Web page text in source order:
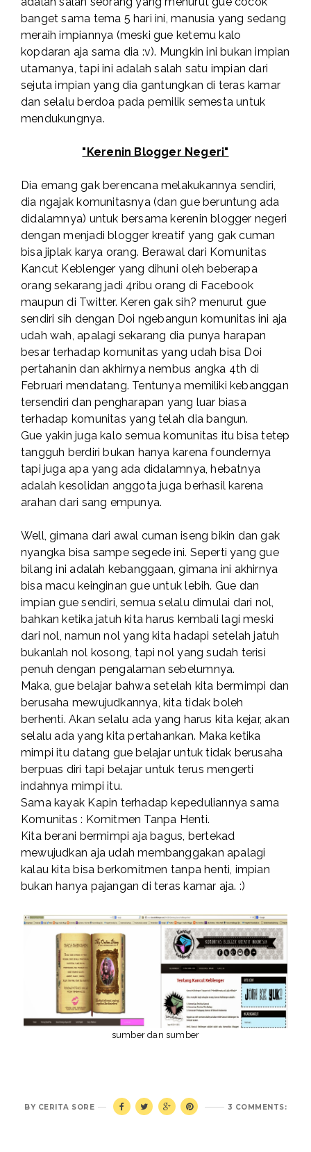
banget sama tema 5 hari ini, manusia yang sedang
meraih impiannya (meski gue ketemu kalo
kopdaran aja sama dia :v). Mungkin ini bukan impian
utamanya, tapi ini adalah salah satu impian dari
sejuta impian yang dia gantungkan di teras kamar
dan selalu berdoa pada pemilik semesta untuk
mendukungnya.
"Kerenin Blogger Negeri"
Dia emang gak berencana melakukannya sendiri,
dia ngajak komunitasnya (dan gue beruntung ada
didalamnya) untuk bersama kerenin blogger negeri
dengan menjadi blogger kreatif yang gak cuman
bisa jiplak karya orang. Berawal dari Komunitas
Kancut Keblenger yang dihuni oleh beberapa
orang sekarang jadi 4ribu orang di Facebook
maupun di Twitter. Keren gak sih? menurut gue
sendiri sih dengan Doi ngebangun komunitas ini aja
udah wah, apalagi sekarang dia punya harapan
besar terhadap komunitas yang udah bisa Doi
pertahanin dan akhirnya nembus angka 4th di
Februari mendatang. Tentunya memiliki kebanggan
tersendiri dan pengharapan yang luar biasa
terhadap komunitas yang telah dia bangun.
Gue yakin juga kalo semua komunitas itu bisa tetep
tangguh berdiri bukan hanya karena foundernya
tapi juga apa yang ada didalamnya, hebatnya
adalah kesolidan anggota juga berhasil karena
arahan dari sang empunya.
Well, gimana dari awal cuman iseng bikin dan gak
nyangka bisa sampe segede ini. Seperti yang gue
bilang ini adalah kebanggaan, gimana ini akhirnya
bisa macu keinginan gue untuk lebih. Gue dan
impian gue sendiri, semua selalu dimulai dari nol,
bahkan ketika jatuh kita harus kembali lagi meski
dari nol, namun nol yang kita hadapi setelah jatuh
bukanlah nol kosong, tapi nol yang sudah terisi
penuh dengan pengalaman sebelumnya.
Maka, gue belajar bahwa setelah kita bermimpi dan
berusaha mewujudkannya, kita tidak boleh
berhenti. Akan selalu ada yang harus kita kejar, akan
selalu ada yang kita pertahankan. Maka ketika
mimpi itu datang gue belajar untuk tidak berusaha
berpuas diri tapi belajar untuk terus mengerti
indahnya mimpi itu.
Sama kayak Kapin terhadap kepeduliannya sama
Komunitas : Komitmen Tanpa Henti.
Kita berani bermimpi aja bagus, bertekad
mewujudkan aja udah membanggakan apalagi
kalau kita bisa berkomitmen tanpa henti, impian
bukan hanya pajangan di teras kamar aja. :)
sumberdansumber
3 COMMENTS:
BY CERITA SORE